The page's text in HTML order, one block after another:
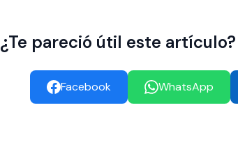
¿Te pareció útil este
Facebook WhatsApp